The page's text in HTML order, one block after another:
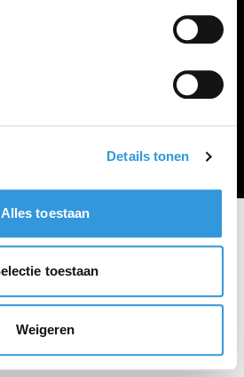
Details tonen
Alles toestaan
toestaan
Weigeren